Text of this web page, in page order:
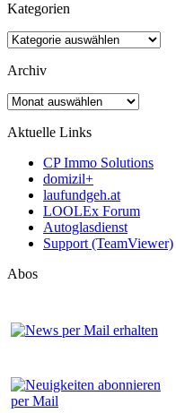
Kategorien
Kategorien
Archiv
Archiv
Aktuelle Links
CP Immo Solutions
domizil+
laufundgeh.at
LOOLEx Forum
Autoglasdienst
Support (TeamViewer)
Abos